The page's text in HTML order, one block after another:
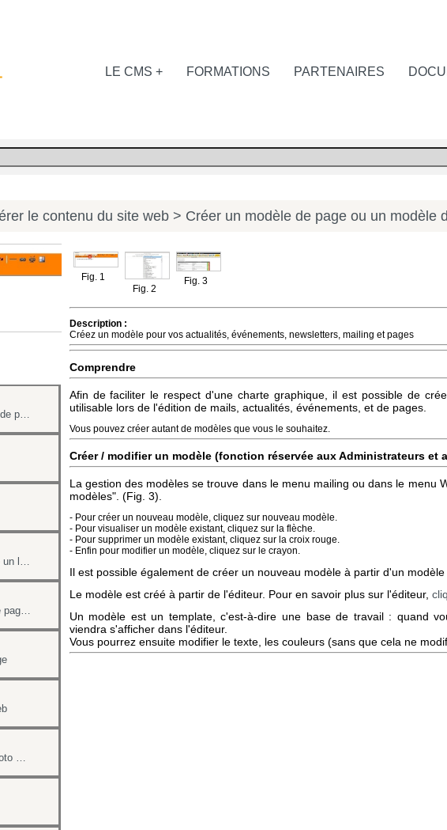
LE CMS + FORMATIONS PARTENAIRES
le contenu du site web > Créer un modèle de page ou un modèle
Fig. 1
Fig. 2
Fig. 3
Description :
Créez un modèle pour vos actualités, événements, newsletters, mailing et pages
Comprendre
Afin de faciliter le respect d'une charte graphique, il est possible de
utilisable lors de l'édition de mails, actualités, événements, et de pages.
Vous pouvez créer autant de modèles que vous le souhaitez.
Créer / modifier un modèle (fonction réservée aux Administrateurs et
La gestion des modèles se trouve dans le menu mailing ou dans le menu
modèles". (Fig. 3).
- Pour créer un nouveau modèle, cliquez sur nouveau modèle.
- Pour visualiser un modèle existant, cliquez sur la flèche.
- Pour supprimer un modèle existant, cliquez sur la croix rouge.
- Enfin pour modifier un modèle, cliquez sur le crayon.
Il est possible également de créer un nouveau modèle à partir d'un modèle
Le modèle est créé à partir de l'éditeur. Pour en savoir plus sur l'éditeur,
Un modèle est un template, c'est-à-dire une base de travail : quand
viendra s'afficher dans l'éditeur.
Vous pourrez ensuite modifier le texte, les couleurs (sans que cela ne